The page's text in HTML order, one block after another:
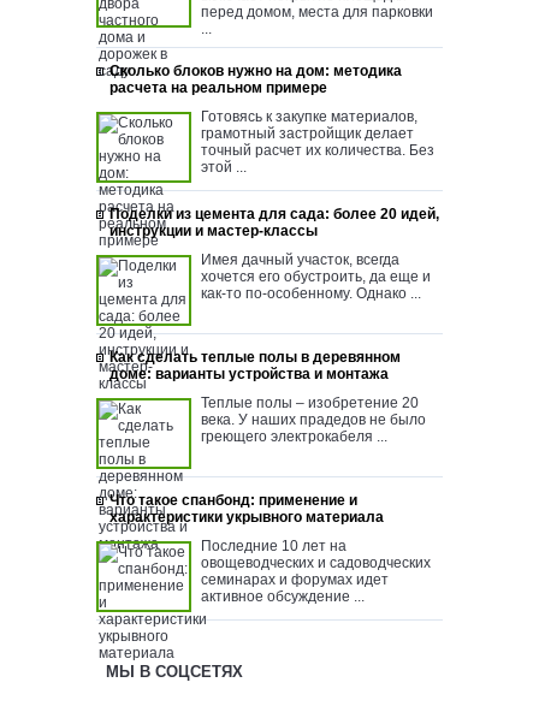
перед домом, места для парковки
...
Сколько блоков нужно на дом: методика
расчета на реальном примере
Готовясь к закупке материалов,
грамотный застройщик делает
точный расчет их количества. Без
этой ...
Поделки из цемента для сада: более 20 идей,
инструкции и мастер-классы
Имея дачный участок, всегда
хочется его обустроить, да еще и
как-то по-особенному. Однако ...
Как сделать теплые полы в деревянном
доме: варианты устройства и монтажа
Теплые полы – изобретение 20
века. У наших прадедов не было
греющего электрокабеля ...
Что такое спанбонд: применение и
характеристики укрывного материала
Последние 10 лет на
овощеводческих и садоводческих
семинарах и форумах идет
активное обсуждение ...
МЫ В СОЦСЕТЯХ